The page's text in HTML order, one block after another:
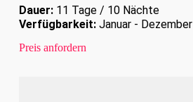
Dauer:11 Tage / 10 Nächte
Verfügbarkeit:Januar - Dezember
Preis anfordern